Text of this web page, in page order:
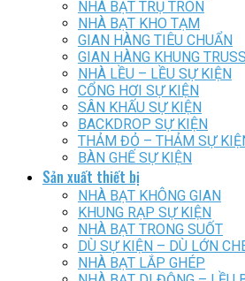
NHÀ BẠT TRỤ TRÒN
NHÀ BẠT KHO TẠM
GIAN HÀNG TIÊU CHUẨN
GIAN HÀNG KHUNG TRUSS
NHÀ LỀU – LỀU SỰ KIỆN
CỔNG HƠI SỰ KIỆN
SÂN KHẤU SỰ KIỆN
BACKDROP SỰ KIỆN
THẢM ĐỎ – THẢM SỰ
BÀN GHẾ SỰ KIỆN
Sản xuất thiết bị
NHÀ BẠT KHÔNG GIAN
KHUNG RẠP SỰ KIỆN
NHÀ BẠT TRONG SUỐT
DÙ SỰ KIỆN – DÙ LỚN
NHÀ BẠT LẮP GHÉP